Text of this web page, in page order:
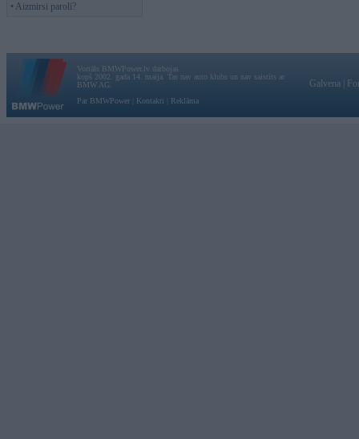
• Aizmirsi paroli?
Vortāls BMWPower.lv darbojas
kopš 2002. gada 14. maija. Tas nav auto klubs un nav saistīts ar
BMW AG.
Par BMWPower
Kontakti Reklāma
Galvena